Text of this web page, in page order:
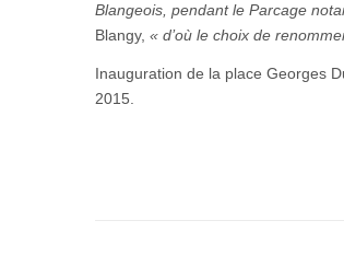
Blangeois, pendant le Parcage
Blangy, « d’où le choix de
Inauguration de la place Georges
2015.